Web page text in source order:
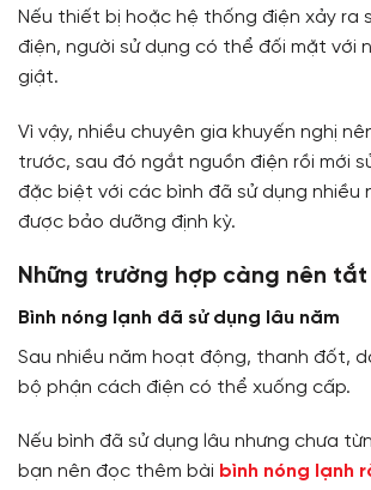
Nếu thiết bị hoặc hệ thống điện xảy ra
điện, người sử dụng có thể đối mặt với
giật.
Vì vậy, nhiều chuyên gia khuyến nghị
trước, sau đó ngắt nguồn điện rồi mới
đặc biệt với các bình đã sử dụng nhiều
được bảo dưỡng định kỳ.
Những trường hợp càng nên
Bình nóng lạnh đã sử dụng lâu năm
Sau nhiều năm hoạt động, thanh đốt,
bộ phận cách điện có thể xuống cấp.
Nếu bình đã sử dụng lâu nhưng chưa
bạn nên đọc thêm bài bình nóng lạnh